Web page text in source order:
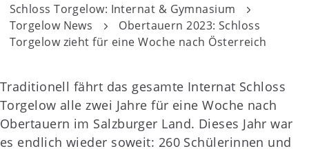
Schloss Torgelow: Internat & Gymnasium
Torgelow News
Obertauern 2023: Schloss
Torgelow zieht für eine Woche nach Österreich
Traditionell fährt das gesamte Internat Schloss
Torgelow alle zwei Jahre für eine Woche nach
Obertauern im Salzburger Land. Dieses Jahr war
es endlich wieder soweit: 260 Schülerinnen und